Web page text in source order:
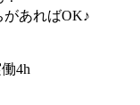
があればOK♪
4h